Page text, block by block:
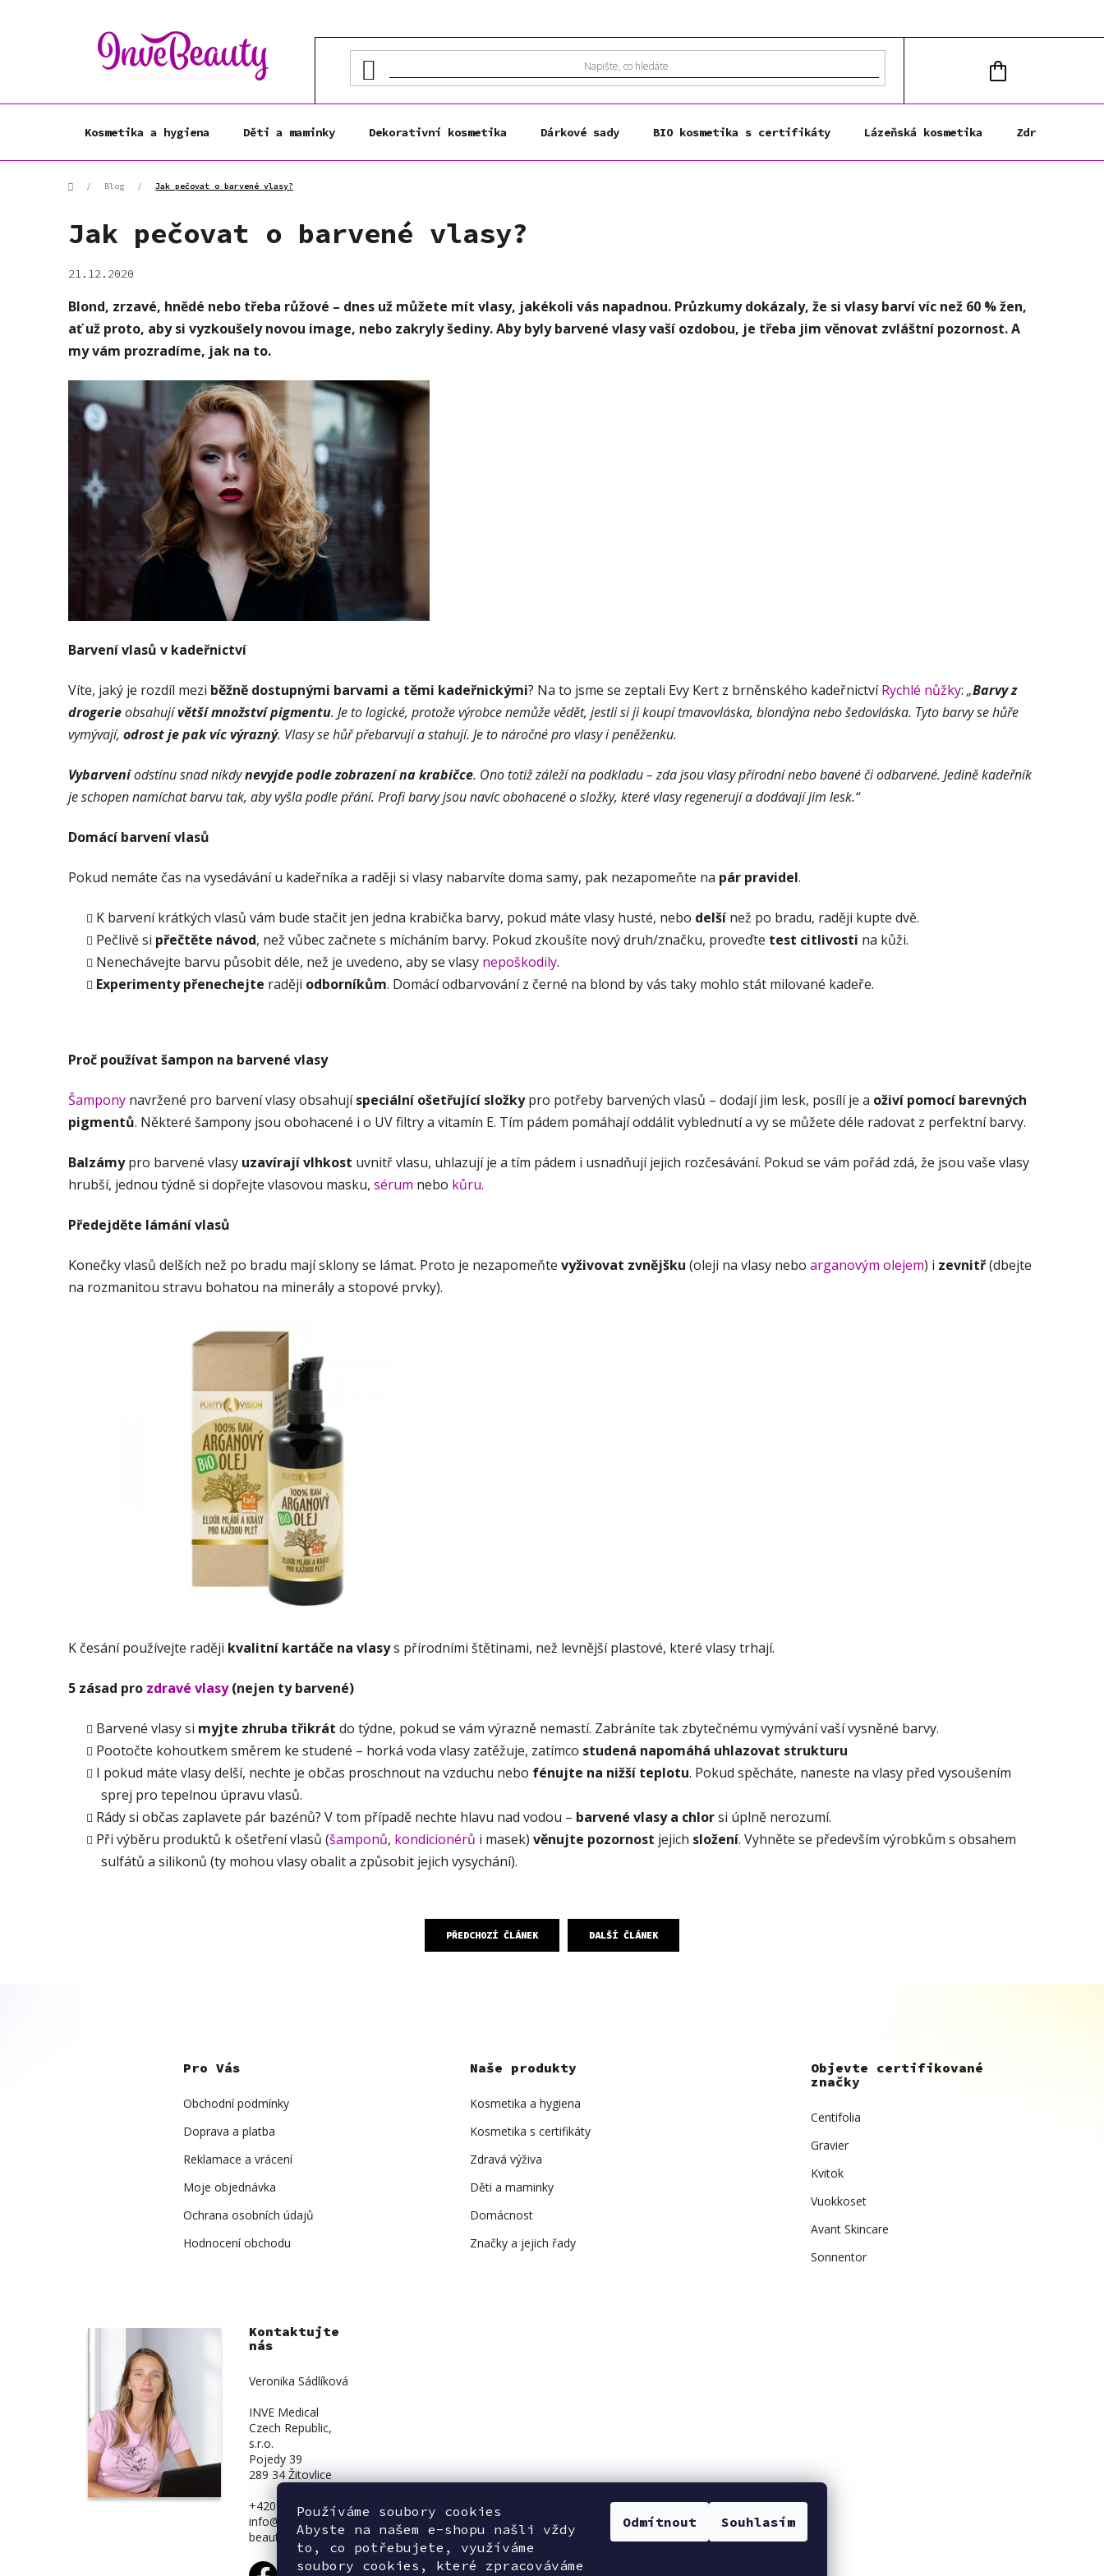
Používáme soubory cookies
Abyste na našem e-shopu našli vždy
to, co potřebujete, využíváme
soubory cookies, které zpracováváme
Odmítnout Souhlasím
KOŠÍK
Kosmetika a hygiena Děti a maminky Dekorativní kosmetika Dárkové sady BIO kosmetika s certifikáty Lázeňská kosmetika Zdravá výživa
Domů/ Blog / Jak pečovat o barvené vlasy?
Jak pečovat o barvené vlasy?
21.12.2020
Blond, zrzavé, hnědé nebo třeba růžové – dnes už můžete mít vlasy, jakékoli vás napadnou. Průzkumy dokázaly, že si vlasy barví víc než 60 % žen,
ať už proto, aby si vyzkoušely novou image, nebo zakryly šediny. Aby byly barvené vlasy vaší ozdobou, je třeba jim věnovat zvláštní pozornost. A
my vám prozradíme, jak na to.
Barvení vlasů v kadeřnictví
Víte, jaký je rozdíl mezi běžně dostupnými barvami a těmi kadeřnickými? Na to jsme se zeptali Evy Kert z brněnského kadeřnictvíRychlé nůžky: „Barvy z
drogerieobsahujívětší množství pigmentu. Je to logické, protože výrobce nemůže vědět, jestli si ji koupí tmavovláska, blondýna nebo šedovláska. Tyto barvy se hůře
vymývají, odrost je pak víc výrazný. Vlasy se hůř přebarvují a stahují. Je to náročné pro vlasy i peněženku.
Vybarveníodstínu snad nikdynevyjde podle zobrazení na krabičce. Ono totiž záleží na podkladu – zda jsou vlasy přírodní nebo bavené či odbarvené. Jedině kadeřník
je schopen namíchat barvu tak, aby vyšla podle přání. Profi barvy jsou navíc obohacené o složky, které vlasy regenerují a dodávají jim lesk.“
Domácí barvení vlasů
Pokud nemáte čas na vysedávání u kadeřníka a raději si vlasy nabarvíte doma samy, pak nezapomeňte na pár pravidel.
K barvení krátkých vlasů vám bude stačit jen jedna krabička barvy, pokud máte vlasy husté, nebo delší než po bradu, raději kupte dvě.
Pečlivě si přečtěte návod, než vůbec začnete s mícháním barvy. Pokud zkoušíte nový druh/značku, proveďte test citlivosti na kůži.
Nenechávejte barvu působit déle, než je uvedeno, aby se vlasy nepoškodily.
Experimenty přenechejte raději odborníkům. Domácí odbarvování z černé na blond by vás taky mohlo stát milované kadeře.
Proč používat šampon na barvené vlasy
Šampony navržené pro barvení vlasy obsahujíspeciální ošetřující složkypro potřeby barvených vlasů – dodají jim lesk, posílí je a oživí pomocí barevných
pigmentů. Některé šampony jsou obohacené i o UV filtry a vitamín E. Tím pádem pomáhají oddálit vyblednutí a vy se můžete déle radovat z perfektní barvy.
Balzámypro barvené vlasy uzavírají vlhkost uvnitř vlasu, uhlazují je a tím pádem i usnadňují jejich rozčesávání. Pokud se vám pořád zdá, že jsou vaše vlasy
hrubší, jednou týdně si dopřejte vlasovou masku, sérum nebo kůru.
Předejděte lámání vlasů
Konečky vlasů delších než po bradu mají sklony se lámat. Proto je nezapomeňte vyživovat zvnějšku (oleji na vlasy nebo arganovým olejem) i zevnitř(dbejte
na rozmanitou stravu bohatou na minerály a stopové prvky).
K česání používejte raději kvalitní kartáče na vlasys přírodními štětinami, než levnější plastové, které vlasy trhají.
5 zásad pro zdravé vlasy(nejen ty barvené)
Barvené vlasy si myjte zhruba třikrát do týdne, pokud se vám výrazně nemastí. Zabráníte tak zbytečnému vymývání vaší vysněné barvy.
Pootočte kohoutkem směrem ke studené – horká voda vlasy zatěžuje, zatímco studená napomáhá uhlazovat strukturu
I pokud máte vlasy delší, nechte je občas proschnout na vzduchu nebo fénujte na nižší teplotu. Pokud spěcháte, naneste na vlasy před vysoušením
sprej pro tepelnou úpravu vlasů.
Rády si občas zaplavete pár bazénů? V tom případě nechte hlavu nad vodou – barvené vlasy a chlorsi úplně nerozumí.
Při výběru produktů k ošetření vlasů (šamponů, kondicionérů i masek) věnujte pozornost jejich složení. Vyhněte se především výrobkům s obsahem
sulfátů a silikonů (ty mohou vlasy obalit a způsobit jejich vysychání).
PŘEDCHOZÍ ČLÁNEK DALŠÍ ČLÁNEK
Pro Vás
Obchodní podmínky
Doprava a platba
Reklamace a vrácení
Moje objednávka
Ochrana osobních údajů
Hodnocení obchodu
Naše produkty
Kosmetika a hygiena
Kosmetika s certifikáty
Zdravá výživa
Děti a maminky
Domácnost
Značky a jejich řady
Objevte certifikované
značky
Centifolia
Gravier
Kvitok
Vuokkoset
Avant Skincare
Sonnentor
Kontaktujte
nás
Veronika Sádlíková
INVE Medical
Czech Republic,
s.r.o.
Pojedy 39
289 34 Žitovlice
+420 734 839 831
info@inve-
beauty.cz